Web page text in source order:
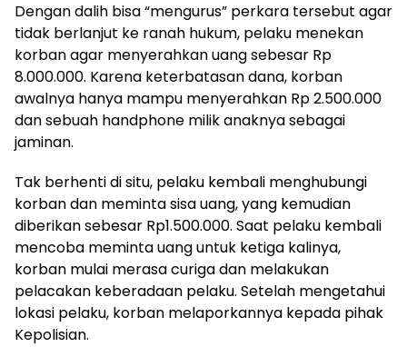
Dengan dalih bisa “mengurus” perkara tersebut agar
tidak berlanjut ke ranah hukum, pelaku menekan
korban agar menyerahkan uang sebesar Rp
8.000.000. Karena keterbatasan dana, korban
awalnya hanya mampu menyerahkan Rp 2.500.000
dan sebuah handphone milik anaknya sebagai
jaminan.
Tak berhenti di situ, pelaku kembali menghubungi
korban dan meminta sisa uang, yang kemudian
diberikan sebesar Rp1.500.000. Saat pelaku kembali
mencoba meminta uang untuk ketiga kalinya,
korban mulai merasa curiga dan melakukan
pelacakan keberadaan pelaku. Setelah mengetahui
lokasi pelaku, korban melaporkannya kepada pihak
Kepolisian.